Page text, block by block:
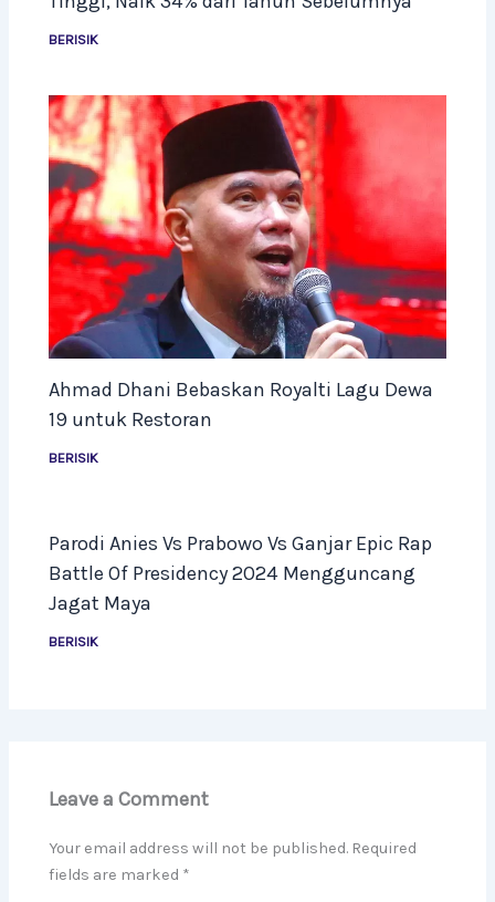
BERISIK
Ahmad Dhani Bebaskan Royalti Lagu Dewa
19 untuk Restoran
BERISIK
Parodi Anies Vs Prabowo Vs Ganjar Epic Rap
Battle Of Presidency 2024 Mengguncang
Jagat Maya
BERISIK
Leave a Comment
Your email address will not be published. Required
fields are marked *